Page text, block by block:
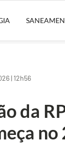
| 12h56
da
no